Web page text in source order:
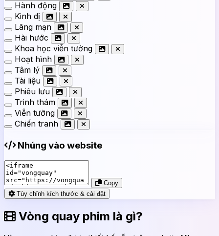
Hành động
Kinh dị
Lãng mạn
Hài hước
Khoa học viễn tưởng
Hoạt hình
Tâm lý
Tài liệu
Phiêu lưu
Trinh thám
Viễn tưởng
Chiến tranh
Nhúng vào website
Copy
Tùy chỉnh kích thước & cài đặt
Vòng quay phim là gì?